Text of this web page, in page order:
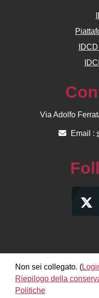
Via Adolfo
Email :
Non sei collegato. (
Riepilogo della
Politiche